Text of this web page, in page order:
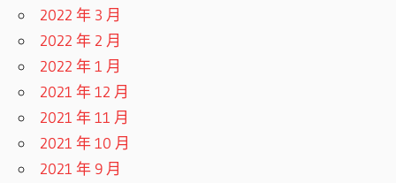
2022 年 3 月
2022 年 2 月
2022 年 1 月
2021 年 12 月
2021 年 11 月
2021 年 10 月
2021 年 9 月